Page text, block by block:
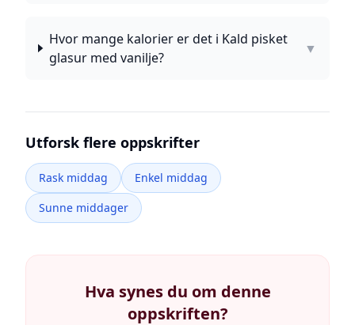
Hvor mange kalorier er det i Kald pisket
glasur med vanilje?
▼
Utforsk flere oppskrifter
Rask middag
Enkel middag
Sunne middager
Hva synes du om denne
oppskriften?